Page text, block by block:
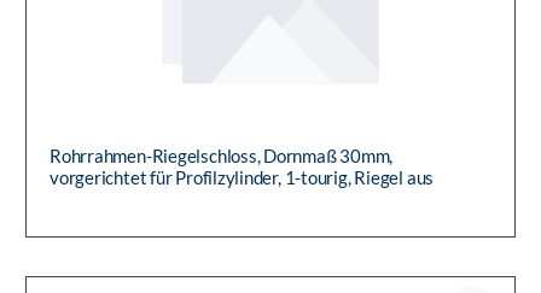
Rohrrahmen-Riegelschloss, Dornmaß 30mm,
vorgerichtet für Profilzylinder, 1-tourig, Riegel aus